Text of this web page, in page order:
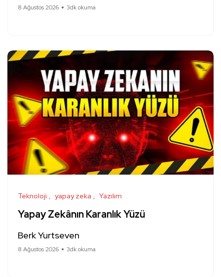
8 Ağustos 2026 3dk okuma
Teknoloji yapay zeka Yazılım
Yapay Zekânın Karanlık Yüzü
Berk Yurtseven
8 Ağustos 2026 3dk okuma